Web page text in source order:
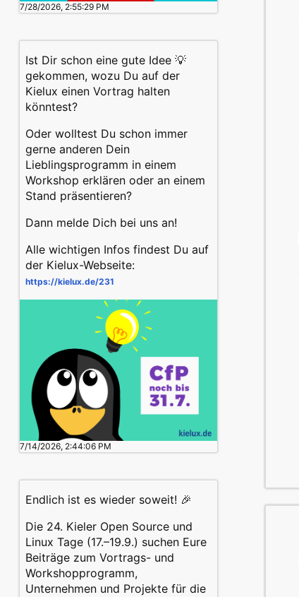
7/28/2026, 2:55:29 PM
Ist Dir schon eine gute Idee 💡
gekommen, wozu Du auf der
Kielux einen Vortrag halten
könntest?
Oder wolltest Du schon immer
gerne anderen Dein
Lieblingsprogramm in einem
Workshop erklären oder an einem
Stand präsentieren?
Dann melde Dich bei uns an!
Alle wichtigen Infos findest Du auf
der Kielux-Webseite:
https://kielux.de/231
7/14/2026, 2:44:06 PM
Endlich ist es wieder soweit! 🎉
Die 24. Kieler Open Source und
Linux Tage (17.–19.9.) suchen Eure
Beiträge zum Vortrags- und
Workshopprogramm,
Unternehmen und Projekte für die